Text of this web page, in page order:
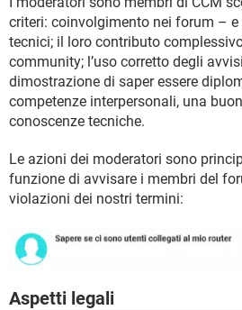
criteri: coinvolgimento nei forum –
tecnici; il loro contributo
community; l’uso corretto degli
dimostrazione di saper essere
competenze interpersonali, una
conoscenze tecniche.
Le azioni dei moderatori sono
funzione di avvisare i membri del
violazioni dei nostri termini:
Aspetti legali